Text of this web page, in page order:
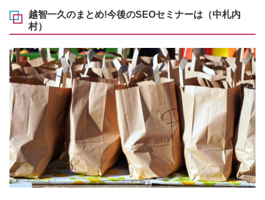
越智一久のまとめ!今後のSEOセミナーは（中札内
村）